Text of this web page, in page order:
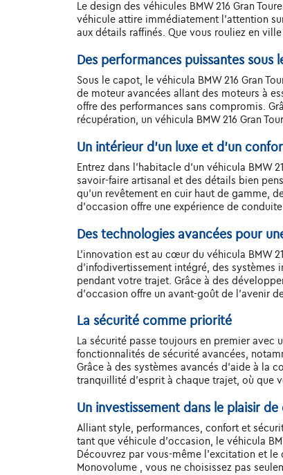
Le design des véhicules BMW 216 Gran
véhicule attire immédiatement l'attention
aux détails raffinés. Que vous rouliez en
Des performances puissantes sous
Sous le capot, le véhicula BMW 216 Gran
de moteur avancées allant des moteurs à
offre des performances sans compromis.
récupération, un véhicula BMW 216 Gran
Un intérieur d’un luxe et d’un
Entrez dans l'habitacle d'un véhicula BMW
savoir-faire artisanal et des détails bien
qu'un revêtement en cuir haut de gamme,
d'occasion offre une expérience de
Des technologies avancées pour
L'innovation est au cœur du véhicula BMW
d'infodivertissement intégré, des systèmes
pendant votre trajet. Grâce à des
d'occasion offre un avant-goût de l'avenir
La sécurité comme priorité
La sécurité passe toujours en premier avec
fonctionnalités de sécurité avancées,
Grâce à des systèmes avancés d'aide à la
tranquillité d'esprit à chaque trajet, où que
Un investissement dans le plaisir
Alliant style, performances, confort et
tant que véhicule d'occasion, le véhicula
Découvrez par vous-même l'excitation et le
Monovolume , vous ne choisissez pas